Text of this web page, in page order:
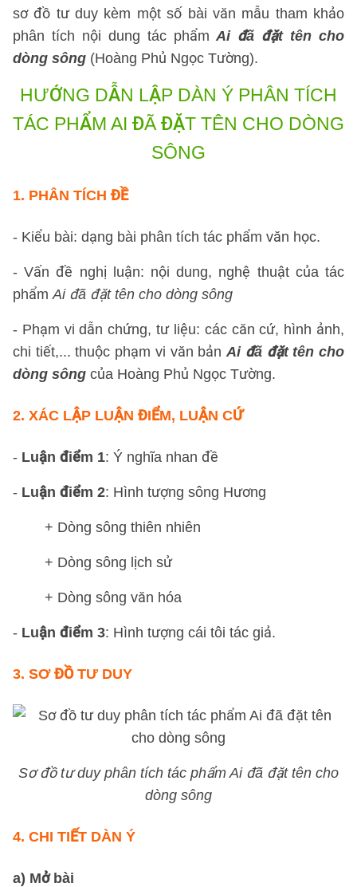
sơ đồ tư duy kèm một số bài văn mẫu tham khảo
phân tích nội dung tác phẩmAi đã đặt tên cho
dòng sông (Hoàng Phủ Ngọc Tường).
HƯỚNG DẪN LẬP DÀN Ý PHÂN TÍCH
TÁC PHẨM AI ĐÃ ĐẶT TÊN CHO DÒNG
SÔNG
1. PHÂN TÍCH ĐỀ
- Kiểu bài: dạng bài phân tích tác phẩm văn học.
- Vấn đề nghị luận: nội dung, nghệ thuật của tác
phẩmAi đã đặt tên cho dòng sông
- Phạm vi dẫn chứng, tư liệu: các căn cứ, hình ảnh,
chi tiết,... thuộc phạm vi văn bảnAi đã đặt tên cho
dòng sông của Hoàng Phủ Ngọc Tường.
2. XÁC LẬP LUẬN ĐIỂM, LUẬN CỨ
- Luận điểm 1: Ý nghĩa nhan đề
- Luận điểm 2: Hình tượng sông Hương
+ Dòng sông thiên nhiên
+ Dòng sông lịch sử
+ Dòng sông văn hóa
- Luận điểm 3: Hình tượng cái tôi tác giả.
3. SƠ ĐỒ TƯ DUY
Sơ đồ tư duy phân tích tác phẩm Ai đã đặt tên cho
dòng sông
4. CHI TIẾT DÀN Ý
a) Mở bài